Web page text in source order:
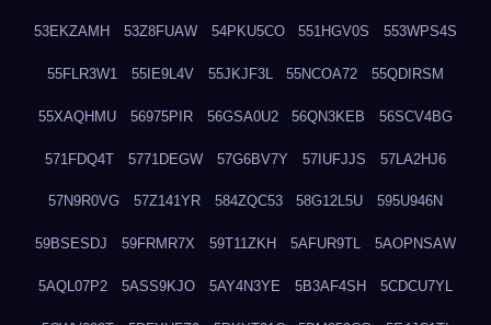
53EKZAMH 53Z8FUAW 54PKU5CO 551HGV0S 553WPS4S
55FLR3W1 55IE9L4V 55JKJF3L 55NCOA72 55QDIRSM
55XAQHMU 56975PIR 56GSA0U2 56QN3KEB 56SCV4BG
571FDQ4T 5771DEGW 57G6BV7Y 57IUFJJS 57LA2HJ6
57N9R0VG 57Z141YR 584ZQC53 58G12L5U 595U946N
59BSESDJ 59FRMR7X 59T11ZKH 5AFUR9TL 5AOPNSAW
5AQL07P2 5ASS9KJO 5AY4N3YE 5B3AF4SH 5CDCU7YL